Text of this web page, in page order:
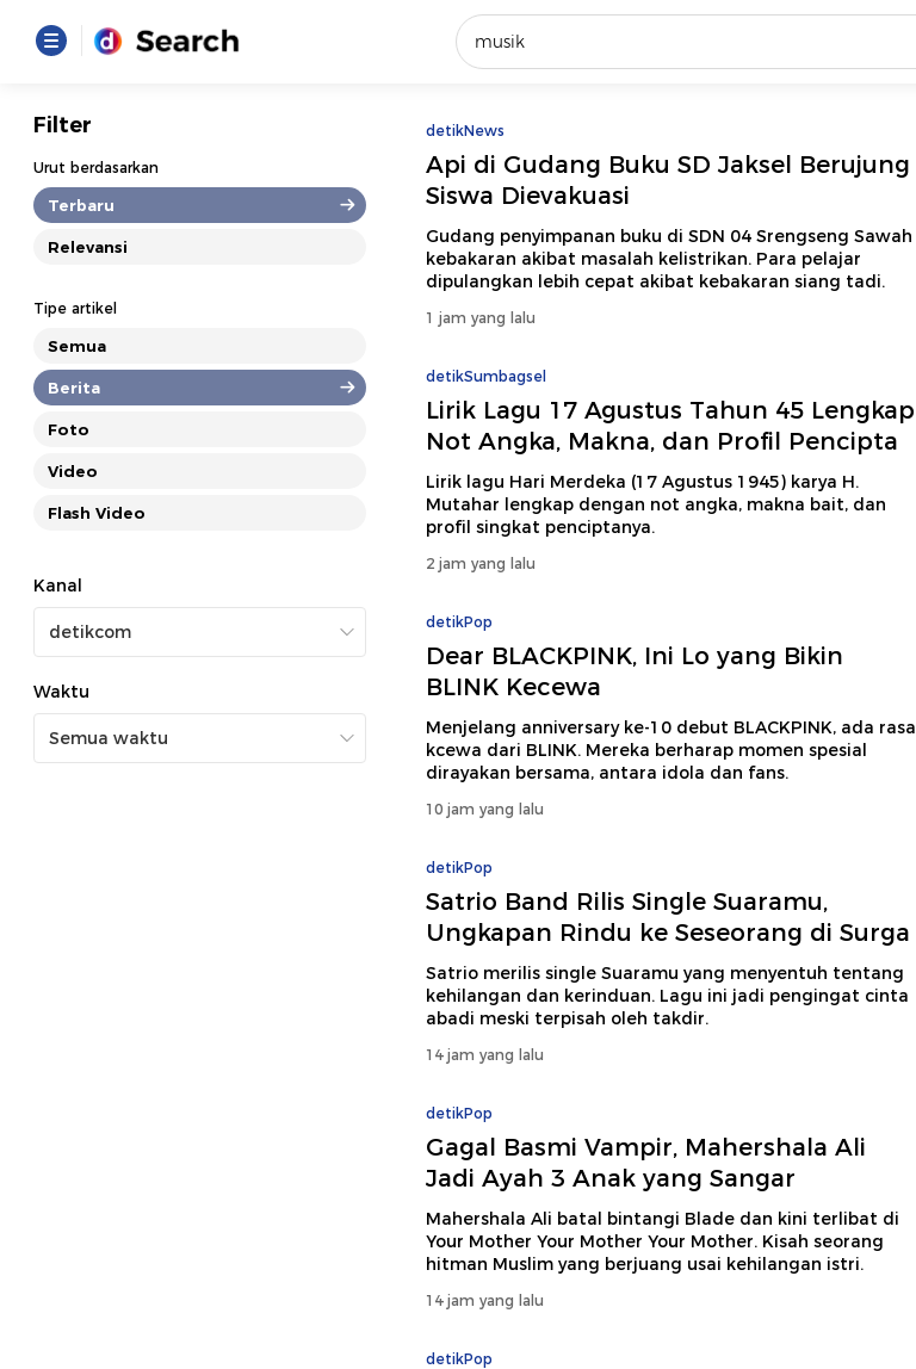
Promoted
Terakhir yang dicari
Loading...
Filter
Urut berdasarkan
Terbaru
Relevansi
Tipe artikel
Semua
Berita
Foto
Video
Flash Video
Kanal
Waktu
detikNews
Api di Gudang Buku SD Jaksel Berujung
Siswa Dievakuasi
Gudang penyimpanan buku di SDN 04 Srengseng Sawah
kebakaran akibat masalah kelistrikan. Para pelajar
dipulangkan lebih cepat akibat kebakaran siang tadi.
1 jam yang lalu
detikSumbagsel
Lirik Lagu 17 Agustus Tahun 45 Lengkap
Not Angka, Makna, dan Profil Pencipta
Lirik lagu Hari Merdeka (17 Agustus 1945) karya H.
Mutahar lengkap dengan not angka, makna bait, dan
profil singkat penciptanya.
2 jam yang lalu
detikPop
Dear BLACKPINK, Ini Lo yang Bikin
BLINK Kecewa
Menjelang anniversary ke-10 debut BLACKPINK, ada rasa
kcewa dari BLINK. Mereka berharap momen spesial
dirayakan bersama, antara idola dan fans.
10 jam yang lalu
detikPop
Satrio Band Rilis Single Suaramu,
Ungkapan Rindu ke Seseorang di Surga
Satrio merilis single Suaramu yang menyentuh tentang
kehilangan dan kerinduan. Lagu ini jadi pengingat cinta
abadi meski terpisah oleh takdir.
14 jam yang lalu
detikPop
Gagal Basmi Vampir, Mahershala Ali
Jadi Ayah 3 Anak yang Sangar
Mahershala Ali batal bintangi Blade dan kini terlibat di
Your Mother Your Mother Your Mother. Kisah seorang
hitman Muslim yang berjuang usai kehilangan istri.
14 jam yang lalu
detikPop